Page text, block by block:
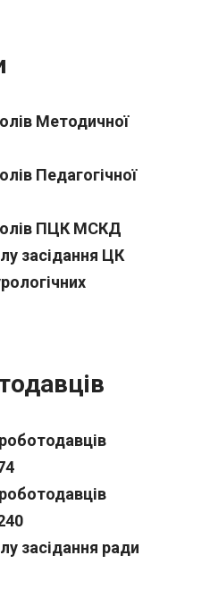
Методичної
Педагогічної
ПЦК МСКД
засідання ЦК
засідання ради